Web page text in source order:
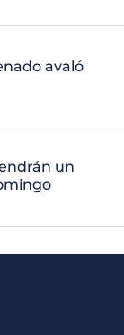
avaló
un